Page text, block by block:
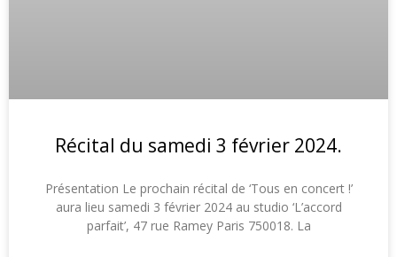
Récital du samedi 3 février 2024.
Présentation Le prochain récital de ‘Tous en concert !’
aura lieu samedi 3 février 2024 au studio ‘L’accord
parfait’, 47 rue Ramey Paris 750018. La